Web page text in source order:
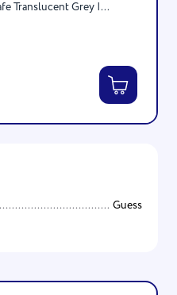
Translucent Grey |...
Guess